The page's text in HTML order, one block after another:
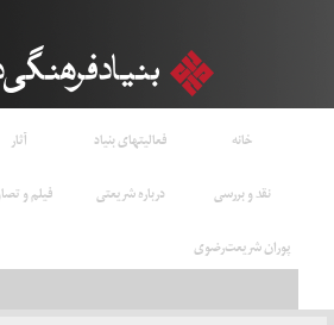
خانه فعالیتهای بنیاد آثار
نقد و بررسی
درباره شریعتی فیلم و
پوران شریعت‌رضوی